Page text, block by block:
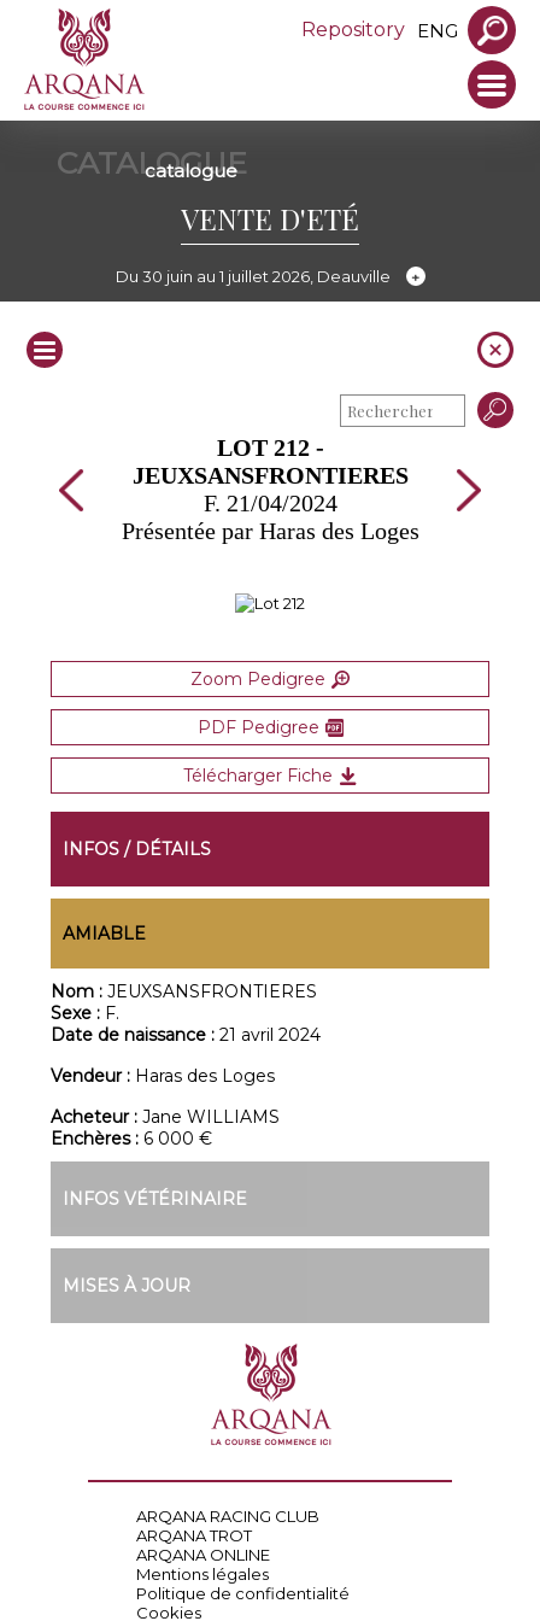
Repository ENG
CATALOGUE
catalogue
VENTE D'ETÉ
Du 30 juin au 1 juillet 2026, Deauville
LOT 212 -
JEUXSANSFRONTIERES
F. 21/04/2024
Présentée par Haras des Loges
Zoom Pedigree
PDF Pedigree
Télécharger Fiche
INFOS / DÉTAILS
AMIABLE
Nom :JEUXSANSFRONTIERES
Sexe : F.
Date de naissance :21 avril 2024
Vendeur : Haras des Loges
Acheteur :Jane WILLIAMS
Enchères : 6 000 €
INFOS VÉTÉRINAIRE
MISES À JOUR
ARQANA RACING CLUB
ARQANA TROT
ARQANA ONLINE
Mentions légales
Politique de confidentialité
Cookies